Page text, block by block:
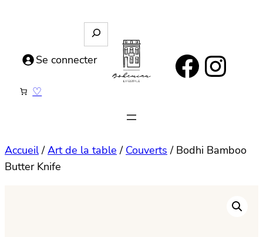
https://www.facebook.com/bohemianlifestyle.be Instagram
e
c
e
Se connecter
♡
Accueil/Art de la table / Couverts / Bodhi Bamboo
Butter Knife